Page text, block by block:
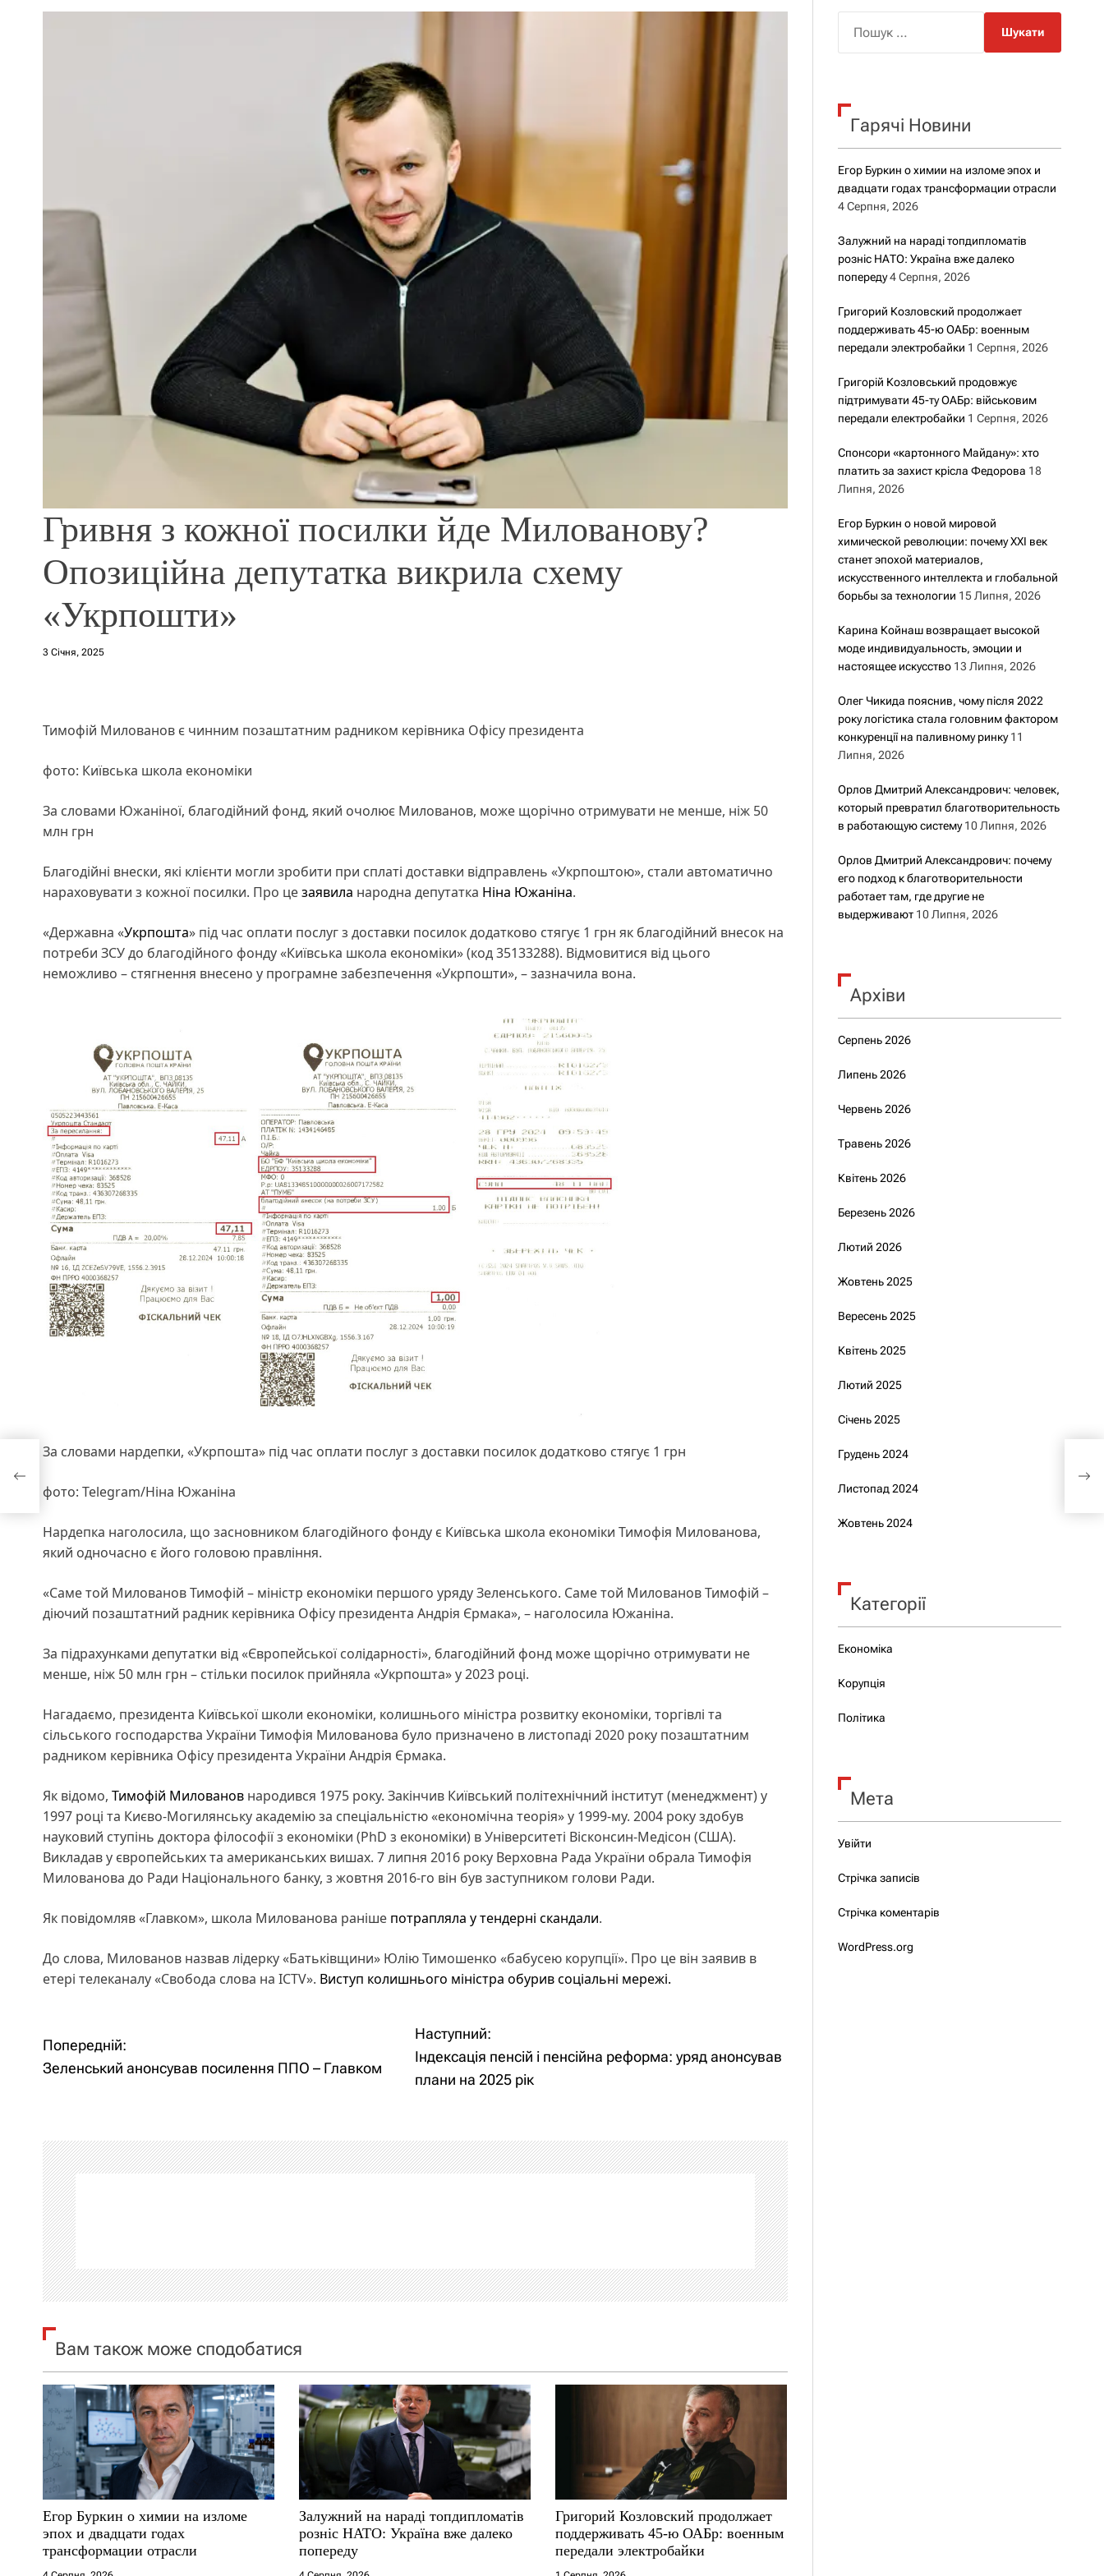
о
у
Гривня з кожної посилки йде Милованову?
Опозиційна депутатка викрила схему
«Укрпошти»
3 Січня, 2025
Тимофій Милованов є чинним позаштатним радником керівника Офісу президента
фото: Київська школа економіки
За словами Южаніної, благодійний фонд, який очолює Милованов, може щорічно отримувати не менше, ніж 50
млн грн
Благодійні внески, які клієнти могли зробити при сплаті доставки відправлень «Укрпоштою», стали автоматично
нараховувати з кожної посилки. Про цезаявила народна депутатка Ніна Южаніна.
«Державна «Укрпошта» під час оплати послуг з доставки посилок додатково стягує 1 грн як благодійний внесок на
потреби ЗСУ до благодійного фонду «Київська школа економіки» (код 35133288). Відмовитися від цього
неможливо – стягнення внесено у програмне забезпечення «Укрпошти», – зазначила вона.
За словами нардепки, «Укрпошта» під час оплати послуг з доставки посилок додатково стягує 1 грн
фото: Telegram/Ніна Южаніна
Нардепка наголосила, що засновником благодійного фонду є Київська школа економіки Тимофія Милованова,
який одночасно є його головою правління.
«Саме той Милованов Тимофій – міністр економіки першого уряду Зеленського. Саме той Милованов Тимофій –
діючий позаштатний радник керівника Офісу президента Андрія Єрмака», – наголосила Южаніна.
За підрахунками депутатки від «Європейської солідарності», благодійний фонд може щорічно отримувати не
менше, ніж 50 млн грн – стільки посилок прийняла «Укрпошта» у 2023 році.
Нагадаємо, президента Київської школи економіки, колишнього міністра розвитку економіки, торгівлі та
сільського господарства України Тимофія Милованова було призначено в листопаді 2020 року позаштатним
радником керівника Офісу президента України Андрія Єрмака.
Як відомо, Тимофій Милованов народився 1975 року. Закінчив Київський політехнічний інститут (менеджмент) у
1997 році та Києво-Могилянську академію за спеціальністю «економічна теорія» у 1999-му. 2004 року здобув
науковий ступінь доктора філософії з економіки (PhD з економіки) в Університеті Вісконсин-Медісон (США).
Викладав у європейських та американських вишах. 7 липня 2016 року Верховна Рада України обрала Тимофія
Милованова до Ради Національного банку, з жовтня 2016-го він був заступником голови Ради.
Як повідомляв «Главком», школа Милованова раніше потрапляла у тендерні скандали.
До слова, Милованов назвав лідерку «Батьківщини» Юлію Тимошенко «бабусею корупції». Про це він заявив в
етері телеканалу «Свобода слова на ICTV». Виступ колишнього міністра обурив соціальні мережі.
Н
а
і
г
а
ц
і
я
а
п
и
с
і
в
Попередній:
Зеленський анонсував посилення ППО – Главком
Наступний:
Індексація пенсій і пенсійна реформа: уряд анонсував
плани на 2025 рік
Вам також може сподобатися
Егор Буркин о химии на изломе
эпох и двадцати годах
трансформации отрасли
Залужний на нараді топдипломатів
розніс НАТО: Україна вже далеко
попереду
Григорий Козловский продолжает
поддерживать 45-ю ОАБр: военным
передали электробайки
к
Гарячі Новини
Егор Буркин о химии на изломе эпох и
двадцати годах трансформации отрасли
4 Серпня, 2026
Залужний на нараді топдипломатів
розніс НАТО: Україна вже далеко
попереду 4 Серпня, 2026
Григорий Козловский продолжает
поддерживать 45-ю ОАБр: военным
передали электробайки 1 Серпня, 2026
Григорій Козловський продовжує
підтримувати 45-ту ОАБр: військовим
передали електробайки 1 Серпня, 2026
Спонсори «картонного Майдану»: хто
платить за захист крісла Федорова 18
Липня, 2026
Егор Буркин о новой мировой
химической революции: почему XXI век
станет эпохой материалов,
искусственного интеллекта и глобальной
борьбы за технологии 15 Липня, 2026
Карина Койнаш возвращает высокой
моде индивидуальность, эмоции и
настоящее искусство 13 Липня, 2026
Олег Чикида пояснив, чому після 2022
року логістика стала головним фактором
конкуренції на паливному ринку 11
Липня, 2026
Орлов Дмитрий Александрович: человек,
который превратил благотворительность
в работающую систему 10 Липня, 2026
Орлов Дмитрий Александрович: почему
его подход к благотворительности
работает там, где другие не
выдерживают 10 Липня, 2026
Архіви
Серпень 2026
Липень 2026
Червень 2026
Травень 2026
Квітень 2026
Березень 2026
Лютий 2026
Жовтень 2025
Вересень 2025
Квітень 2025
Лютий 2025
Січень 2025
Грудень 2024
Листопад 2024
Жовтень 2024
Категорії
Економіка
Корупція
Політика
Мета
Увійти
Стрічка записів
Стрічка коментарів
WordPress.org